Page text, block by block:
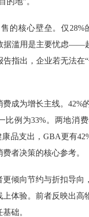
的核心壁垒。仅
据滥用是主要忧虑——
指出，企业若无法在
成为增长主线。42%
比例为33%。两地消
品支出，GBA更有
者决策的核心参考。
倾向节约与折扣导向
体验。前者反映出高
础。